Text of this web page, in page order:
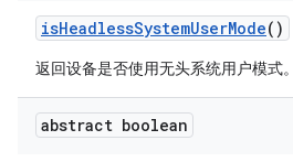
isHeadlessSystemUserMode()
返回设备是否使用无头系统用户模式。
abstract boolean